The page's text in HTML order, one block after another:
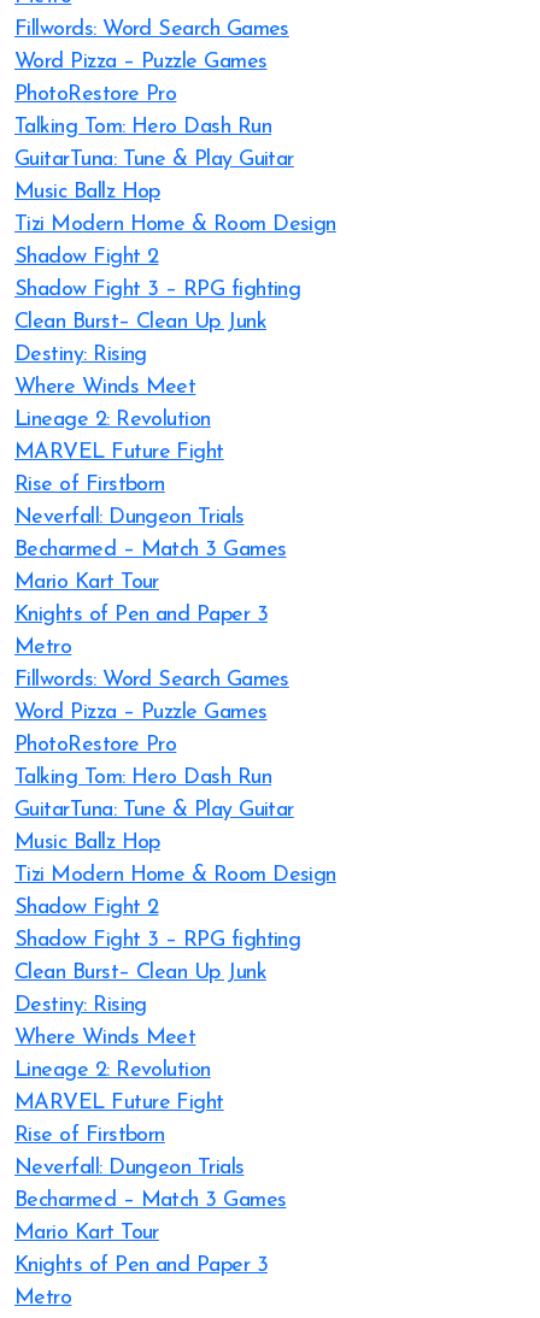
Fillwords: Word Search Games
Word Pizza – Puzzle Games
PhotoRestore Pro
Talking Tom: Hero Dash Run
GuitarTuna: Tune & Play Guitar
Music Ballz Hop
Tizi Modern Home & Room Design
Shadow Fight 2
Shadow Fight 3 – RPG fighting
Clean Burst– Clean Up Junk
Destiny: Rising
Where Winds Meet
Lineage 2: Revolution
MARVEL Future Fight
Rise of Firstborn
Neverfall: Dungeon Trials
Becharmed – Match 3 Games
Mario Kart Tour
Knights of Pen and Paper 3
Metro
Fillwords: Word Search Games
Word Pizza – Puzzle Games
PhotoRestore Pro
Talking Tom: Hero Dash Run
GuitarTuna: Tune & Play Guitar
Music Ballz Hop
Tizi Modern Home & Room Design
Shadow Fight 2
Shadow Fight 3 – RPG fighting
Clean Burst– Clean Up Junk
Destiny: Rising
Where Winds Meet
Lineage 2: Revolution
MARVEL Future Fight
Rise of Firstborn
Neverfall: Dungeon Trials
Becharmed – Match 3 Games
Mario Kart Tour
Knights of Pen and Paper 3
Metro